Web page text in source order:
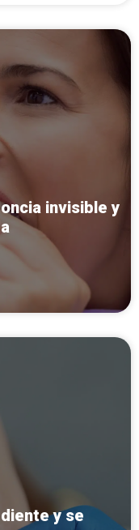
invisible y
y se